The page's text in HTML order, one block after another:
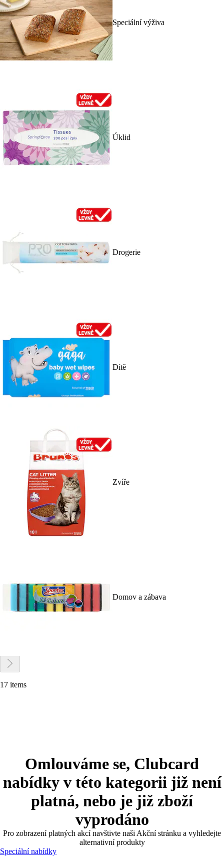
Speciální výživa
Úklid
Drogerie
Dítě
Zvíře
Domov a zábava
17 items
Omlouváme se, Clubcard
nabídky v této kategorii již není
platná, nebo je již zboží
vyprodáno
Pro zobrazení platných akcí navštivte naši Akční stránku a vyhledejte
alternativní produkty
Speciální nabídky